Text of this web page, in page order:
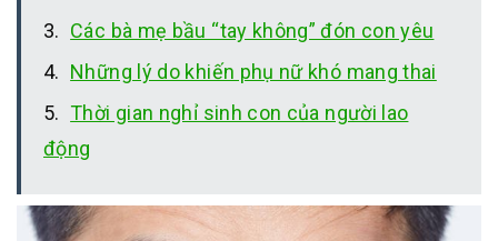
Các bà mẹ bầu “tay không” đón con yêu
Những lý do khiến phụ nữ khó mang thai
Thời gian nghỉ sinh con của người lao
động